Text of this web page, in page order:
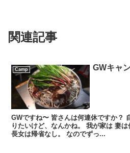
関連記事
Camp GWキャ
GWですね〜 皆さんは何連休ですか？
りたいけど、なんかね。 我が家は 妻
長女は帰省なし。 なのでずっ...